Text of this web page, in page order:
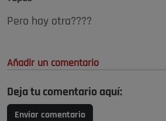
Pero hay otra????
Añadir un comentario
Deja tu comentario aquí:
Enviar comentario